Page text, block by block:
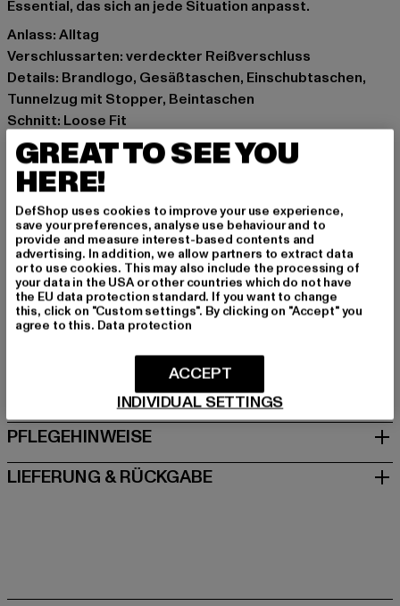
Essential, das sich an jede Situation anpasst.
Anlass: Alltag
Verschlussarten: verdeckter Reißverschluss
Details: Brandlogo, Gesäßtaschen, Einschubtaschen,
Tunnelzug mit Stopper, Beintaschen
Schnitt: Loose Fit
Marke: Dropsize
Kat.: Cargohosen
Farbe: beige
Hersteller Farbe: beige
Materialzusammensetzung: 65% Polyester, 35%
Baumwolle
Art.Nr: DSCJ005-00003
Hersteller: Dropsize GmbH |management@dropsize.de
Motzener Straße 6 | 12277 Berlin | DE
GRÖSSE & PASSFORM
PFLEGEHINWEISE
LIEFERUNG & RÜCKGABE
GREAT TO SEE YOU
HERE!
DefShop uses cookies to improve your use experience,
save your preferences, analyse use behaviour and to
provide and measure interest-based contents and
advertising. In addition, we allow partners to extract data
or to use cookies. This may also include the processing of
your data in the USA or other countries which do not have
the EU data protection standard. If you want to change
this, click on "Custom settings". By clicking on "Accept" you
agree to this. Data protection
INDIVIDUAL SETTINGS
ACCEPT